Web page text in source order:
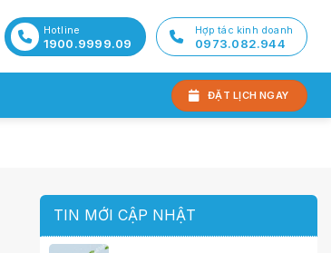
Hotline
1900.9999.09
Hợp tác kinh doanh
0973.082.944
ĐẶT LỊCH NGAY
TIN MỚI CẬP NHẬT